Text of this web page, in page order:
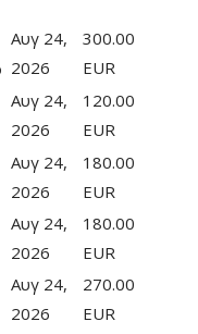
Αυγ 24,
2026
300.00
EUR
Αυγ 24,
2026
120.00
EUR
Αυγ 24,
2026
180.00
EUR
Αυγ 24,
2026
180.00
EUR
Αυγ 24,
2026
270.00
EUR